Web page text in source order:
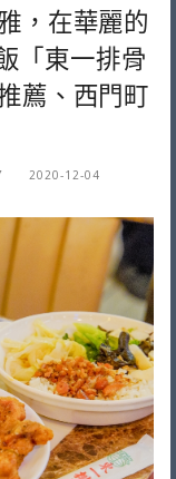
，在華麗的
「東一排骨
薦、西門町
2020-12-04